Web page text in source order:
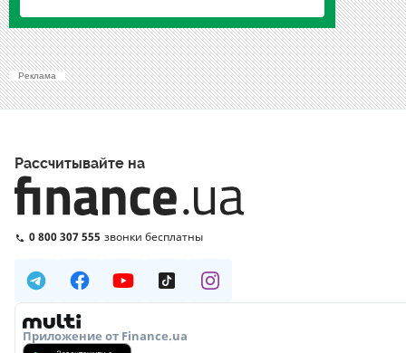
Реклама
Рассчитывайте на
0 800 307 555 звонки бесплатны
Приложение от Finance.ua